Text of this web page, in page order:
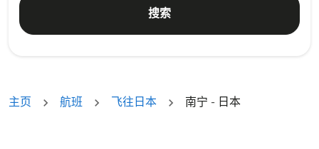
搜索
主页 航班 飞往日本 南宁 - 日本